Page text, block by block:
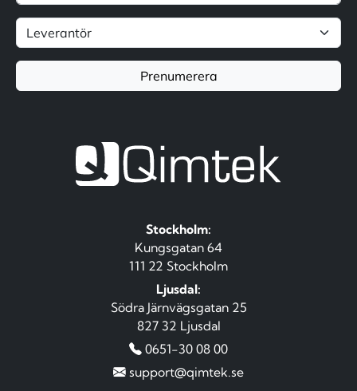
Prenumerera
Stockholm:
Kungsgatan 64
111 22 Stockholm
Ljusdal:
Södra Järnvägsgatan 25
827 32 Ljusdal
0651-30 08 00
support@qimtek.se